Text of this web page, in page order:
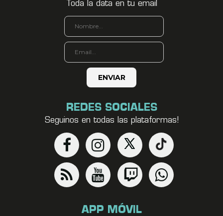
Toda la data en tu email
REDES SOCIALES
Seguinos en todas las plataformas!
APP MÓVIL